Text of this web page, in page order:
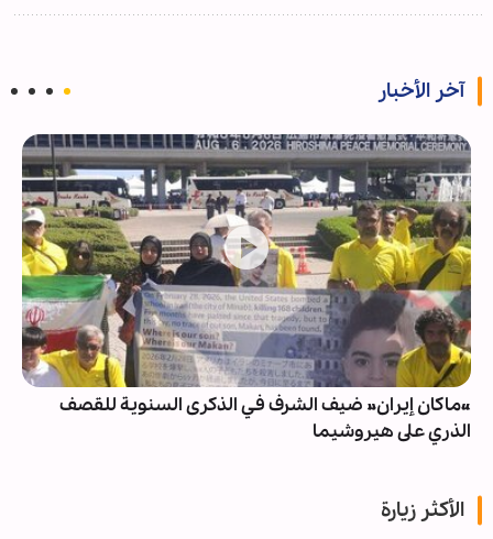
آخر الأخبار
«ماكان إيران» ضيف الشرف في الذكرى السنوية للقصف
الذري على هيروشيما
الأكثر زيارة